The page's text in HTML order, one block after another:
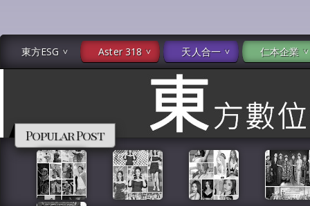
東方ESG Aster 318 天人合一 仁本企業
Popular Post